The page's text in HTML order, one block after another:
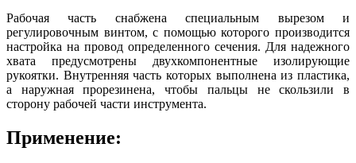
Рабочая часть снабжена специальным вырезом и
регулировочным винтом, с помощью которого производится
настройка на провод определенного сечения. Для надежного
хвата предусмотрены двухкомпонентные изолирующие
рукоятки. Внутренняя часть которых выполнена из пластика,
а наружная прорезинена, чтобы пальцы не скользили в
сторону рабочей части инструмента.
Применение: